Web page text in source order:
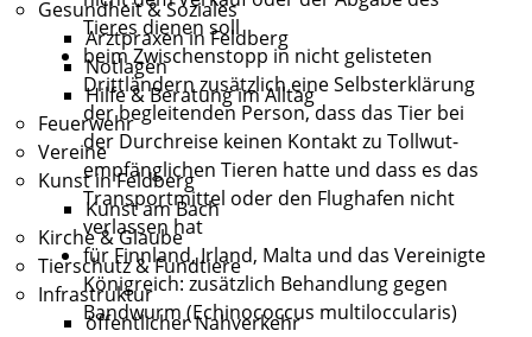
Gesundheit & Soziales
Arztpraxen in Feldberg
Notlagen
Hilfe & Beratung im Alltag
Feuerwehr
Vereine
Kunst in Feldberg
Kunst am Bach
Kirche & Glaube
Tierschutz & Fundtiere
Infrastruktur
öffentlicher Nahverkehr
Tieres dienen soll
beim Zwischenstopp in nicht gelisteten
Drittländern zusätzlich eine Selbsterklärung
der begleitenden Person, dass das Tier bei
der Durchreise keinen Kontakt zu Tollwut-
empfänglichen Tieren hatte und dass es das
Transportmittel oder den Flughafen nicht
verlassen hat
für Finnland, Irland, Malta und das Vereinigte
Königreich: zusätzlich Behandlung gegen
Bandwurm (Echinococcus multiloccularis)